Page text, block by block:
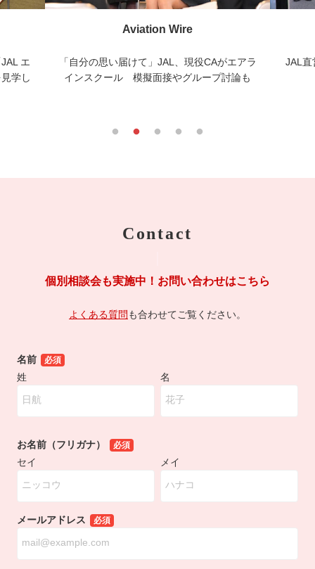
アラ
論も
日本経済新聞
JAL直営、客室乗務員の就活講座 名古屋で
開催
客室
Contact
個別相談会も実施中！お問い合わせはこちら
よくある質問 も合わせてご覧ください。
名前 必須
姓 名
お名前（フリガナ） 必須
セイ メイ
メールアドレス 必須